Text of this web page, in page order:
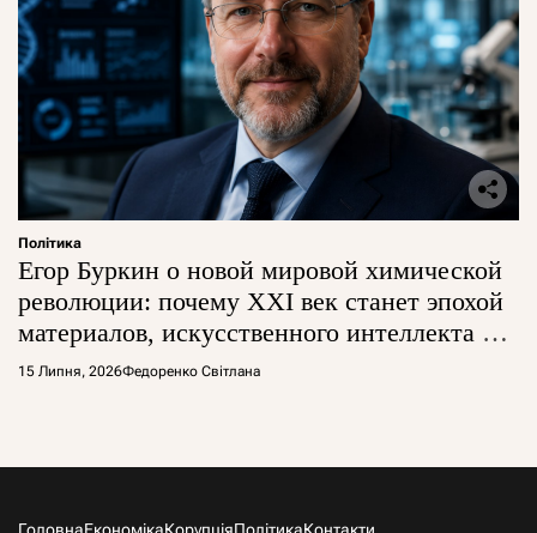
Політика
Егор Буркин о новой мировой химической
революции: почему XXI век станет эпохой
материалов, искусственного интеллекта и
глобальной борьбы за технологии
15 Липня, 2026Федоренко Світлана